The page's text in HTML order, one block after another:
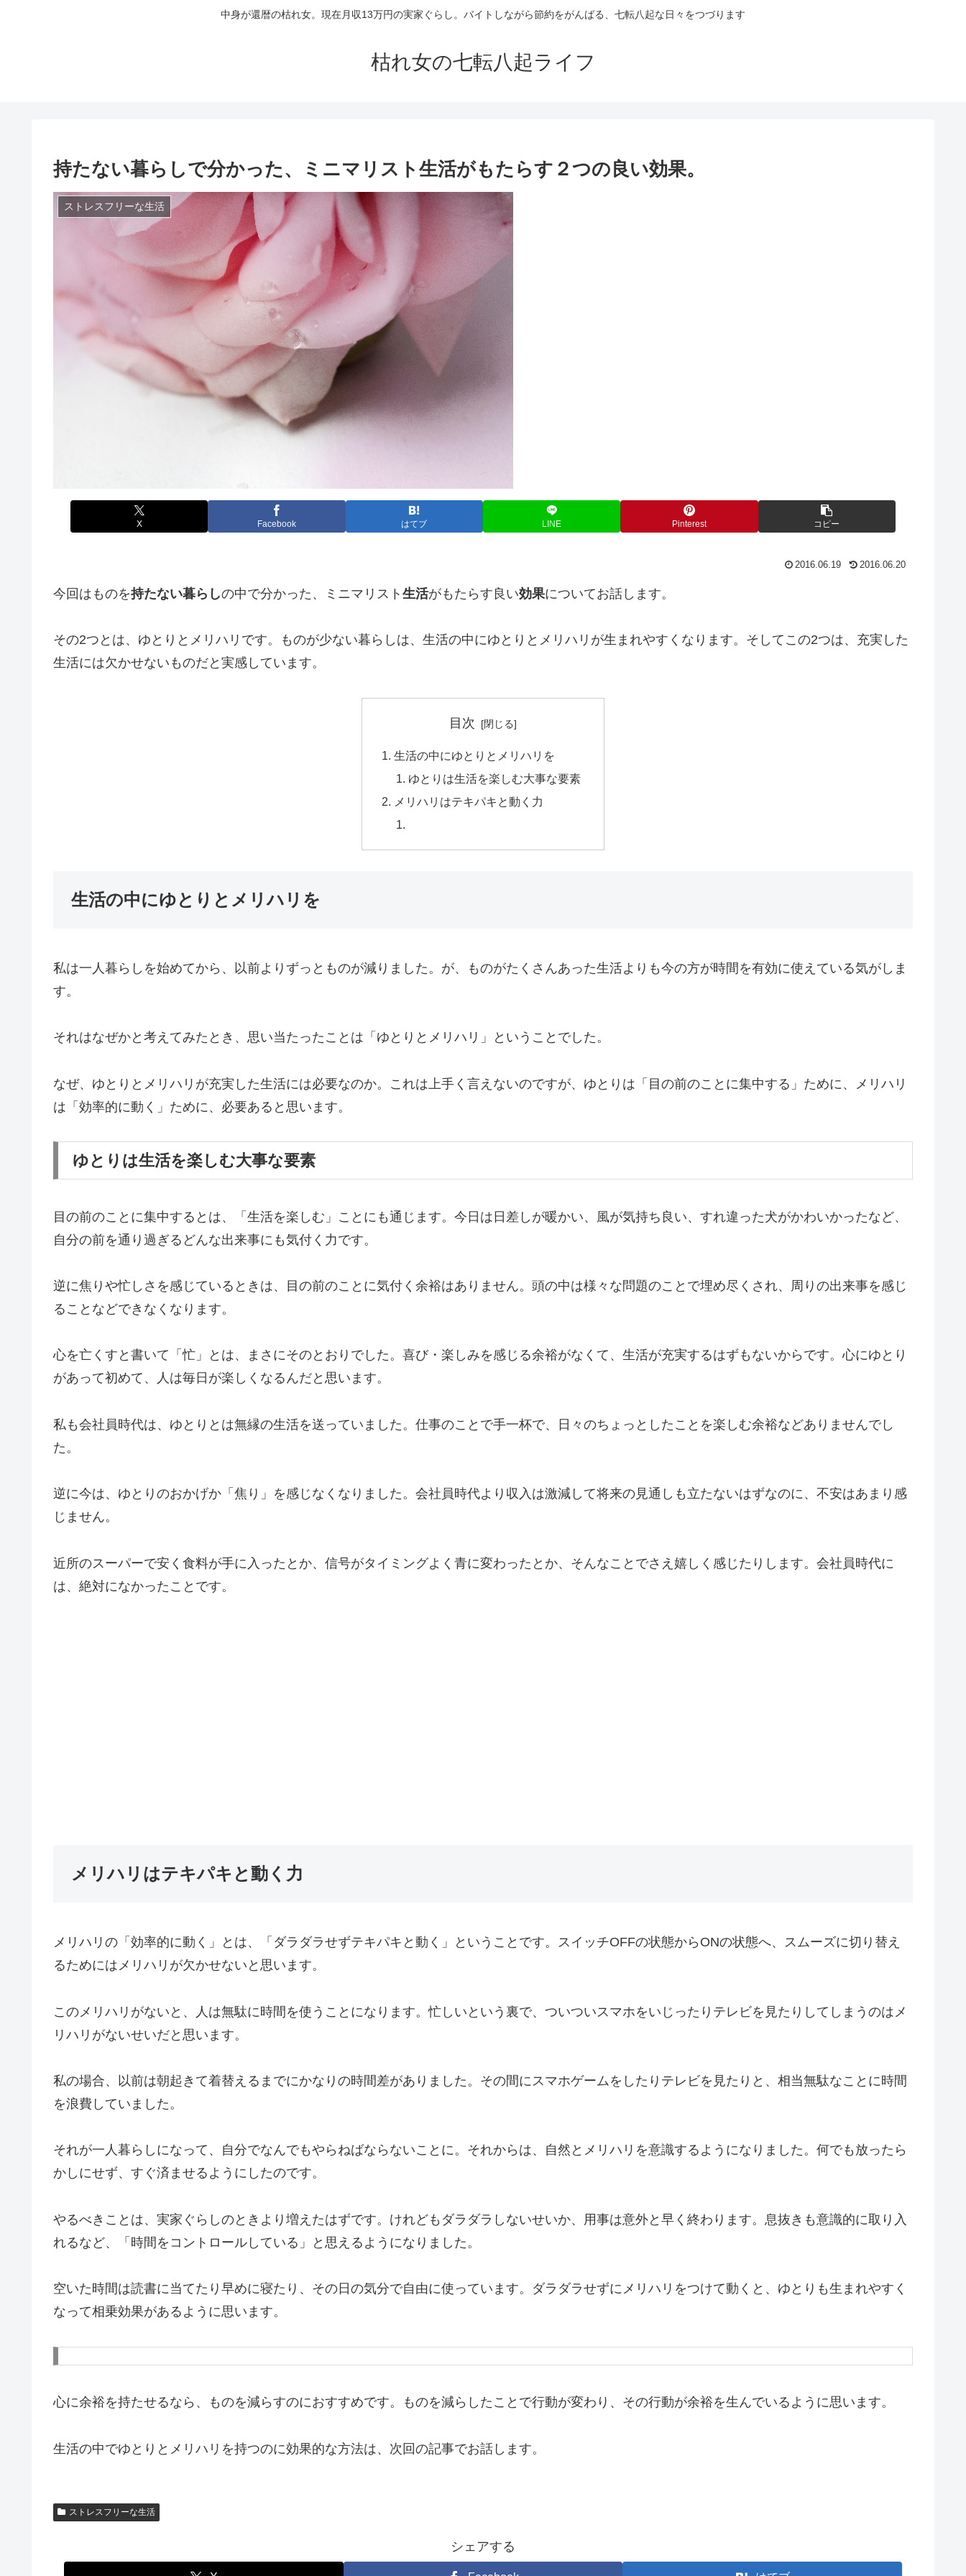
中身が還暦の枯れ女。現在月収13万円の実家ぐらし。バイトしながら節約をがんばる、七転八起な日々をつづります
枯れ女の七転八起ライフ
持たない暮らしで分かった、ミニマリスト生活がもたらす２つの良い効果。
ストレスフリーな生活
X Facebook はてブ LINE Pinterest コピー
2016.06.19 2016.06.20
今回はものを持たない暮らしの中で分かった、ミニマリスト 生活がもたらす良い効果についてお話します。
その2つとは、ゆとりとメリハリです。ものが少ない暮らしは、生活の中にゆとりとメリハリが生まれやすくなります。そしてこの2つは、充実した
生活には欠かせないものだと実感しています。
目次
生活の中にゆとりとメリハリを
ゆとりは生活を楽しむ大事な要素
メリハリはテキパキと動く力
生活の中にゆとりとメリハリを
私は一人暮らしを始めてから、以前よりずっとものが減りました。が、ものがたくさんあった生活よりも今の方が時間を有効に使えている気がしま
す。
それはなぜかと考えてみたとき、思い当たったことは「ゆとりとメリハリ」ということでした。
なぜ、ゆとりとメリハリが充実した生活には必要なのか。これは上手く言えないのですが、ゆとりは「目の前のことに集中する」ために、メリハリ
は「効率的に動く」ために、必要あると思います。
ゆとりは生活を楽しむ大事な要素
目の前のことに集中するとは、「生活を楽しむ」ことにも通じます。今日は日差しが暖かい、風が気持ち良い、すれ違った犬がかわいかったなど、
自分の前を通り過ぎるどんな出来事にも気付く力です。
逆に焦りや忙しさを感じているときは、目の前のことに気付く余裕はありません。頭の中は様々な問題のことで埋め尽くされ、周りの出来事を感じ
ることなどできなくなります。
心を亡くすと書いて「忙」とは、まさにそのとおりでした。喜び・楽しみを感じる余裕がなくて、生活が充実するはずもないからです。心にゆとり
があって初めて、人は毎日が楽しくなるんだと思います。
私も会社員時代は、ゆとりとは無縁の生活を送っていました。仕事のことで手一杯で、日々のちょっとしたことを楽しむ余裕などありませんでし
た。
逆に今は、ゆとりのおかげか「焦り」を感じなくなりました。会社員時代より収入は激減して将来の見通しも立たないはずなのに、不安はあまり感
じません。
近所のスーパーで安く食料が手に入ったとか、信号がタイミングよく青に変わったとか、そんなことでさえ嬉しく感じたりします。会社員時代に
は、絶対になかったことです。
メリハリはテキパキと動く力
メリハリの「効率的に動く」とは、「ダラダラせずテキパキと動く」ということです。スイッチOFFの状態からONの状態へ、スムーズに切り替え
るためにはメリハリが欠かせないと思います。
このメリハリがないと、人は無駄に時間を使うことになります。忙しいという裏で、ついついスマホをいじったりテレビを見たりしてしまうのはメ
リハリがないせいだと思います。
私の場合、以前は朝起きて着替えるまでにかなりの時間差がありました。その間にスマホゲームをしたりテレビを見たりと、相当無駄なことに時間
を浪費していました。
それが一人暮らしになって、自分でなんでもやらねばならないことに。それからは、自然とメリハリを意識するようになりました。何でも放ったら
かしにせず、すぐ済ませるようにしたのです。
やるべきことは、実家ぐらしのときより増えたはずです。けれどもダラダラしないせいか、用事は意外と早く終わります。息抜きも意識的に取り入
れるなど、「時間をコントロールしている」と思えるようになりました。
空いた時間は読書に当てたり早めに寝たり、その日の気分で自由に使っています。ダラダラせずにメリハリをつけて動くと、ゆとりも生まれやすく
なって相乗効果があるように思います。
心に余裕を持たせるなら、ものを減らすのにおすすめです。ものを減らしたことで行動が変わり、その行動が余裕を生んでいるように思います。
生活の中でゆとりとメリハリを持つのに効果的な方法は、次回の記事でお話します。
ストレスフリーな生活
シェアする